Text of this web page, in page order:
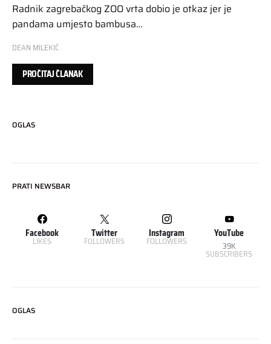
Radnik zagrebačkog ZOO vrta dobio je otkaz jer je
pandama umjesto bambusa…
DEAN MILEKIĆ
PROČITAJ ČLANAK
OGLAS
PRATI NEWSBAR
Facebook
LIKES
Twitter
FOLLOWERS
Instagram
FOLLOWERS
YouTube
39K
SUBSCRIBERS
OGLAS